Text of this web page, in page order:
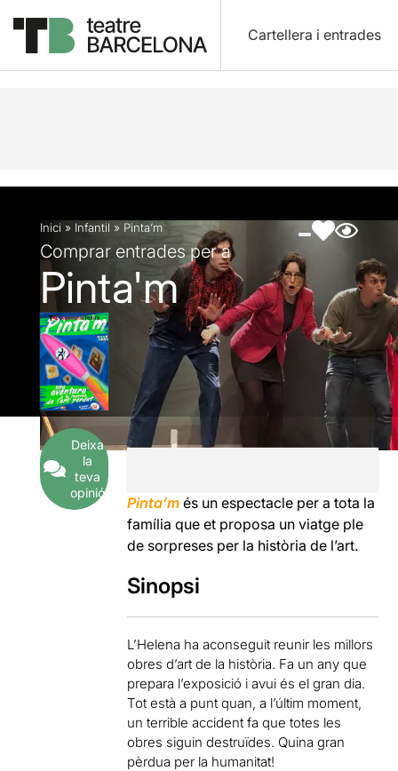
Cartellera i entrades
Descripció Fitxa artística Fotos i vídeos
Inici » Infantil » Pinta’m
Comprar entrades per a
Pinta'm
Deixa
la
teva
opinió
Pinta’m és un espectacle per a tota la
família que et proposa un viatge ple
de sorpreses per la història de l’art.
Sinopsi
L’Helena ha aconseguit reunir les millors
obres d’art de la història. Fa un any que
prepara l’exposició i avui és el gran dia.
Tot està a punt quan, a l’últim moment,
un terrible accident fa que totes les
obres siguin destruïdes. Quina gran
pèrdua per la humanitat!